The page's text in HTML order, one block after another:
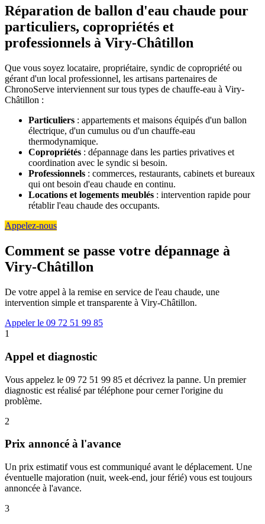
Réparation de ballon d'eau chaude pour
particuliers, copropriétés et
professionnels à Viry-Châtillon
Que vous soyez locataire, propriétaire, syndic de copropriété ou
gérant d'un local professionnel, les artisans partenaires de
ChronoServe interviennent sur tous types de chauffe-eau à Viry-
Châtillon :
Particuliers : appartements et maisons équipés d'un ballon
électrique, d'un cumulus ou d'un chauffe-eau
thermodynamique.
Copropriétés : dépannage dans les parties privatives et
coordination avec le syndic si besoin.
Professionnels : commerces, restaurants, cabinets et bureaux
qui ont besoin d'eau chaude en continu.
Locations et logements meublés : intervention rapide pour
rétablir l'eau chaude des occupants.
Appelez-nous
Comment se passe votre dépannage à
Viry-Châtillon
De votre appel à la remise en service de l'eau chaude, une
intervention simple et transparente à Viry-Châtillon.
Appeler le 09 72 51 99 85
1
Appel et diagnostic
Vous appelez le 09 72 51 99 85 et décrivez la panne. Un premier
diagnostic est réalisé par téléphone pour cerner l'origine du
problème.
2
Prix annoncé à l'avance
Un prix estimatif vous est communiqué avant le déplacement. Une
éventuelle majoration (nuit, week-end, jour férié) vous est toujours
annoncée à l'avance.
3